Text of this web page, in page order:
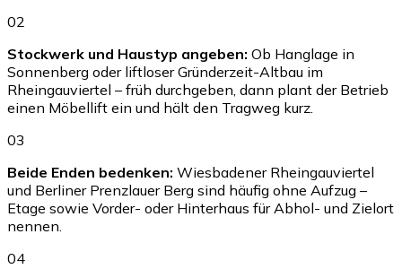
02
Stockwerk und Haustyp angeben: Ob Hanglage in
Sonnenberg oder liftloser Gründerzeit-Altbau im
Rheingauviertel – früh durchgeben, dann plant der Betrieb
einen Möbellift ein und hält den Tragweg kurz.
03
Beide Enden bedenken: Wiesbadener Rheingauviertel
und Berliner Prenzlauer Berg sind häufig ohne Aufzug –
Etage sowie Vorder- oder Hinterhaus für Abhol- und Zielort
nennen.
04